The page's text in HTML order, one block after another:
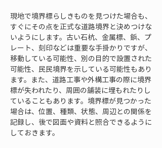
現地で境界標らしきものを見つけた場合も、
すぐにその点を正式な道路境界と決めつけな
いようにします。古い石杭、金属標、鋲、プ
レート、刻印などは重要な手掛かりですが、
移動している可能性、別の目的で設置された
可能性、民民境界を示している可能性もあり
ます。また、道路工事や外構工事の際に境界
標が失われたり、周囲の舗装に埋もれたりし
ていることもあります。境界標が見つかった
場合は、位置、種類、状態、周辺との関係を
記録し、後で図面や資料と照合できるように
しておきます。